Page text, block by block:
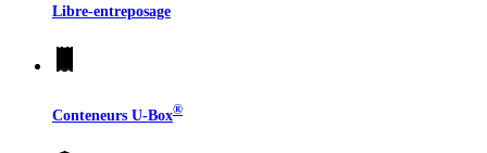
Libre-entreposage
Conteneurs U-Box®